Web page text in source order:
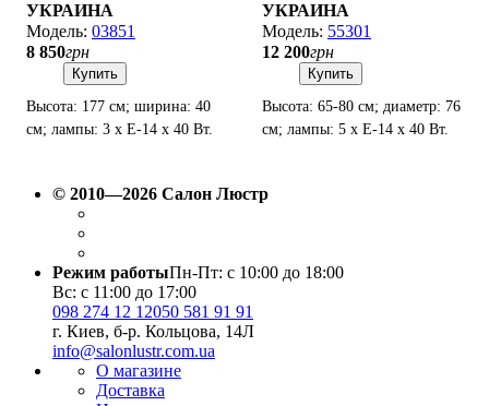
УКРАИНА
03851
8 850грн
Купить
Высота: 177 см; ширина: 40
см; лампы: 3 х Е-14 х 40 Вт.
УКРАИНА
55301
12 200грн
Купить
Высота: 65-80 см; диаметр: 76
см; лампы: 5 х Е-14 х 40 Вт.
© 2010—2026 Салон Люстр
Режим работыПн-Пт: с 10:00 до 18:00
Вс: с 11:00 до 17:00
098 274 12 12050 581 91 91
г. Киев, б-р. Кольцова, 14Л
info@salonlustr.com.ua
О магазине
Доставка